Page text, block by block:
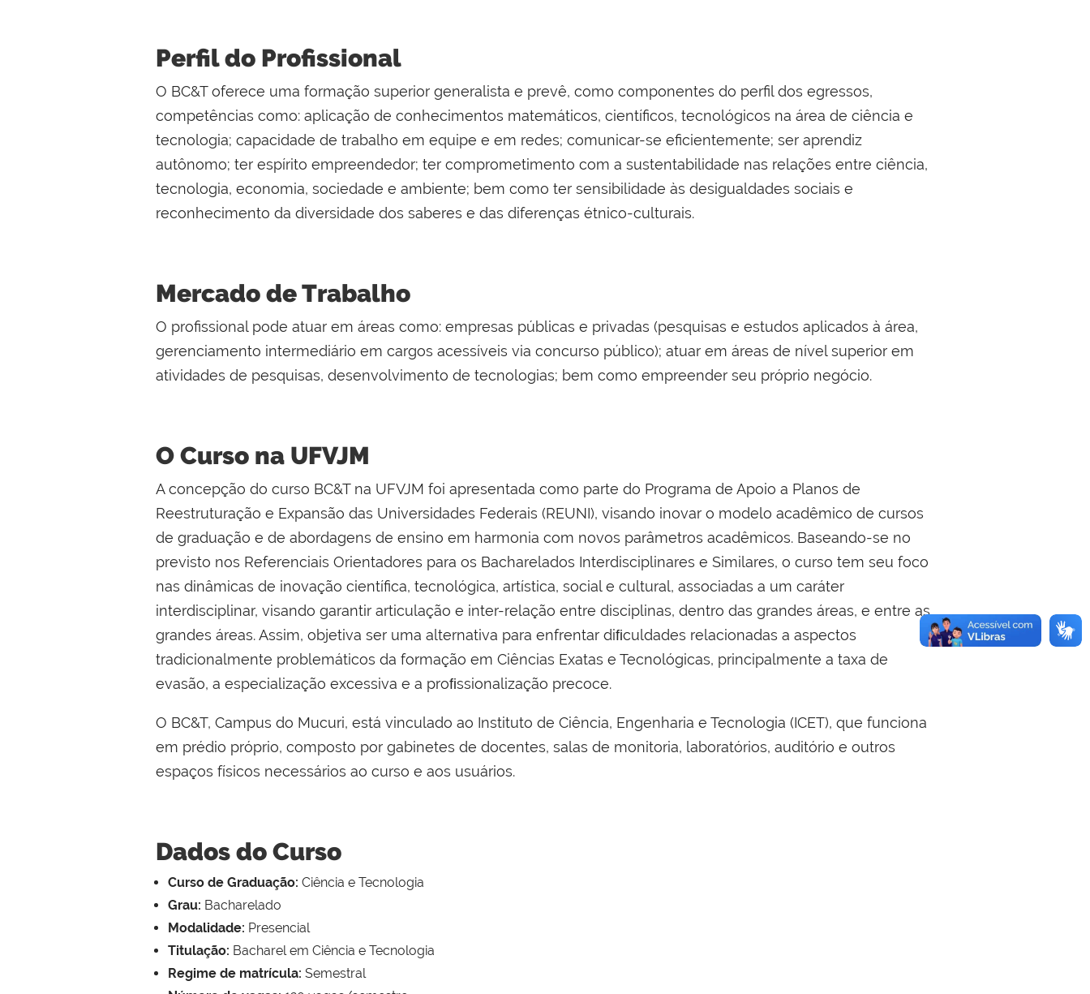
Perfil do Profissional
O BC&T oferece uma formação superior generalista e prevê, como componentes do perfil dos egressos,
competências como: aplicação de conhecimentos matemáticos, científicos, tecnológicos na área de ciência e
tecnologia; capacidade de trabalho em equipe e em redes; comunicar-se eficientemente; ser aprendiz
autônomo; ter espírito empreendedor; ter comprometimento com a sustentabilidade nas relações entre ciência,
tecnologia, economia, sociedade e ambiente; bem como ter sensibilidade às desigualdades sociais e
reconhecimento da diversidade dos saberes e das diferenças étnico-culturais.
Mercado de Trabalho
O profissional pode atuar em áreas como: empresas públicas e privadas (pesquisas e estudos aplicados à área,
gerenciamento intermediário em cargos acessíveis via concurso público); atuar em áreas de nível superior em
atividades de pesquisas, desenvolvimento de tecnologias; bem como empreender seu próprio negócio.
O Curso na UFVJM
A concepção do curso BC&T na UFVJM foi apresentada como parte do Programa de Apoio a Planos de
Reestruturação e Expansão das Universidades Federais (REUNI), visando inovar o modelo acadêmico de cursos
de graduação e de abordagens de ensino em harmonia com novos parâmetros acadêmicos. Baseando-se no
previsto nos Referenciais Orientadores para os Bacharelados Interdisciplinares e Similares, o curso tem seu foco
nas dinâmicas de inovação científica, tecnológica, artística, social e cultural, associadas a um caráter
interdisciplinar, visando garantir articulação e inter-relação entre disciplinas, dentro das grandes áreas, e entre as
grandes áreas. Assim, objetiva ser uma alternativa para enfrentar diﬁculdades relacionadas a aspectos
tradicionalmente problemáticos da formação em Ciências Exatas e Tecnológicas, principalmente a taxa de
evasão, a especialização excessiva e a proﬁssionalização precoce.
O BC&T, Campus do Mucuri, está vinculado ao Instituto de Ciência, Engenharia e Tecnologia (ICET), que funciona
em prédio próprio, composto por gabinetes de docentes, salas de monitoria, laboratórios, auditório e outros
espaços físicos necessários ao curso e aos usuários.
Dados do Curso
Curso de Graduação: Ciência e Tecnologia
Grau: Bacharelado
Modalidade: Presencial
Titulação: Bacharel em Ciência e Tecnologia
Regime de matrícula: Semestral